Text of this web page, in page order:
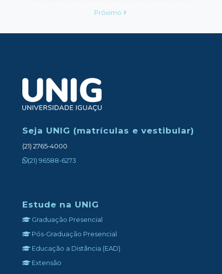
Próximo
Seja UNIG (matrículas e vestibular)
(21) 2765-4000
(21) 96588-6273
Estude na UNIG
Graduação Presencial
Pós-Graduação Presencial
Educação a Distância (EAD)
Extensão